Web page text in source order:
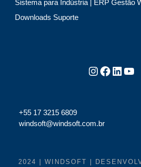
Sistema para Indústria | ERP Gestão
Downloads Suporte
Instagram Facebook LinkedIn Youtube
+55 17 3215 6809
windsoft@windsoft.com.br
2024 | WINDSOFT |